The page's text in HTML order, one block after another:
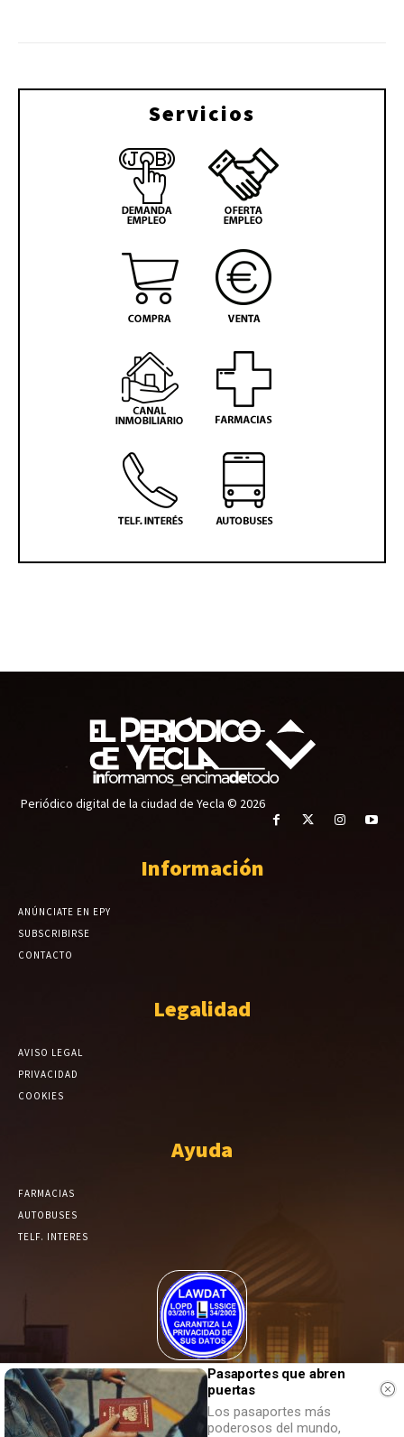
Servicios
Periódico digital de la ciudad de Yecla © 2026
Información
ANÚNCIATE EN EPY
SUBSCRIBIRSE
CONTACTO
Legalidad
AVISO LEGAL
PRIVACIDAD
COOKIES
Ayuda
FARMACIAS
AUTOBUSES
TELF. INTERES
El Periódico de Yecla alcanza un grado más de compromiso en el
tratamiento de sus datos.
Pasaportes que abren
puertas
Los pasaportes más
poderosos del mundo,